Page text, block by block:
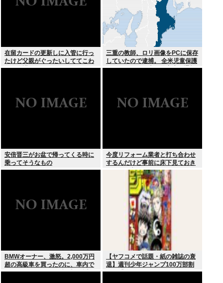
在留カードの更新しに入管に行っ
たけど父親がぐったいしててこわ
い要介護3
三重の教師、ロリ画像をPCに保存
していたので逮捕。 全米児童保護
センターから日本の警察庁に通報
安倍晋三がお盆で帰ってくる時に
乗ってそうなもの
今度リフォーム業者と打ち合わせ
するんだけど事前に床下見ておき
たいって言われたんだけどそうい
うものなの？
BMWオーナー、激怒。2,000万円
超の高級車を買ったのに、車内で
スパイダーマンCMの視聴を強制
【ヤフコメで話題・紙の雑誌の衰
退】週刊少年ジャンプ100万部割
れは「終わり」の始まりか